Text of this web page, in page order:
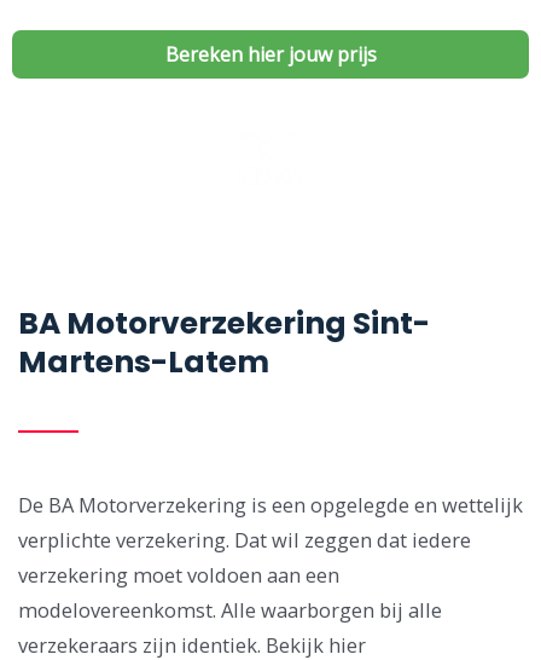
Bereken hier jouw prijs
BA Motorverzekering Sint-
Martens-Latem
De BA Motorverzekering is een opgelegde en wettelijk
verplichte verzekering. Dat wil zeggen dat iedere
verzekering moet voldoen aan een
modelovereenkomst. Alle waarborgen bij alle
verzekeraars zijn identiek. Bekijk hier